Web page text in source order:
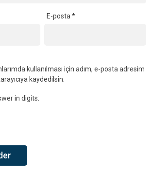
E-posta*
kullanılması için adım, e-posta adresim
kaydedilsin.
in digits: